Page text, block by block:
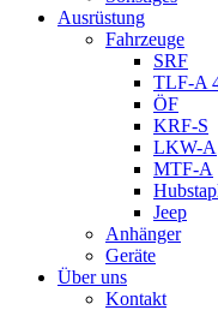
Ausrüstung
Fahrzeuge
SRF
TLF-A
ÖF
KRF-S
LKW-A
MTF-A
Jeep
Anhänger
Geräte
Über uns
Kontakt